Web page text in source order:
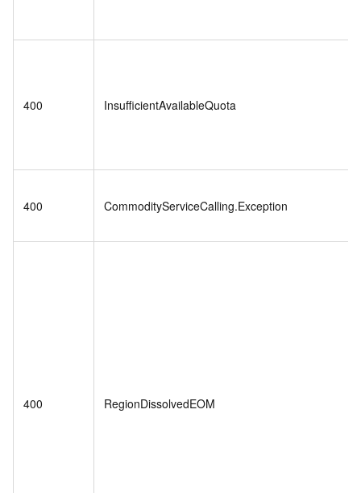
400 InsufficientAvailableQuota
400 CommodityServiceCalling.Exception
400 RegionDissolvedEOM